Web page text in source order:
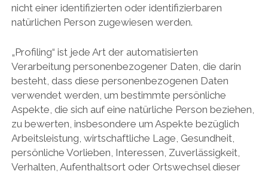
nicht einer identifizierten oder identifizierbaren
natürlichen Person zugewiesen werden.
„Profiling“ ist jede Art der automatisierten
Verarbeitung personenbezogener Daten, die darin
besteht, dass diese personenbezogenen Daten
verwendet werden, um bestimmte persönliche
Aspekte, die sich auf eine natürliche Person beziehen,
zu bewerten, insbesondere um Aspekte bezüglich
Arbeitsleistung, wirtschaftliche Lage, Gesundheit,
persönliche Vorlieben, Interessen, Zuverlässigkeit,
Verhalten, Aufenthaltsort oder Ortswechsel dieser